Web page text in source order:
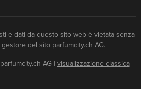
e dati da questo sito web è vietata senza
del sito parfumcity.ch AG.
AG | visualizzazione classica